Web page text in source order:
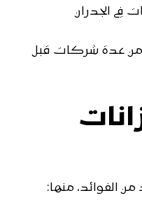
في الجدران
عدة شركات قبل
من الفوائد، منها: